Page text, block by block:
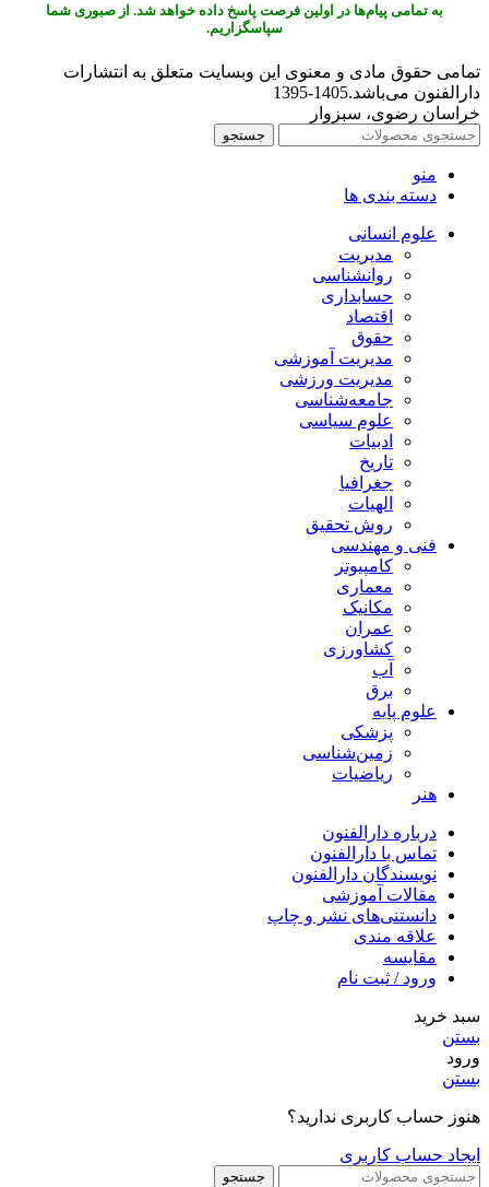
به تمامی پیام‌ها در اولین فرصت پاسخ داده خواهد شد. از صبوری شما
سپاسگزاریم.
تمامی حقوق مادی و معنوی این وبسایت متعلق به انتشارات
دارالفنون می‌باشد.1405-1395
خراسان رضوی، سبزوار
جستجو
منو
دسته بندی ها
علوم انسانی
مدیریت
روانشناسی
حسابداری
اقتصاد
حقوق
مدیریت آموزشی
مدیریت ورزشی
جامعه‌شناسی
علوم سیاسی
ادبیات
تاریخ
جغرافیا
الهیات
روش تحقیق
فنی و مهندسی
کامپیوتر
معماری
مکانیک
عمران
کشاورزی
آب
برق
علوم پایه
پزشکی
زمین‌شناسی
ریاضیات
هنر
درباره دارالفنون
تماس با دارالفنون
نویسندگان دارالفنون
مقالات آموزشی
دانستنی‌های نشر و چاپ
علاقه مندی
مقایسه
ورود / ثبت نام
سبد خرید
بستن
ورود
بستن
هنوز حساب کاربری ندارید؟
ایجاد حساب کاربری
جستجو